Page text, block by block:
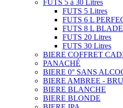
FUTS 5 à 30 Litres
FUTS 5 Litres
FUTS 6 L
FUTS 8 L BLADE
FUTS 20 Litres
FUTS 30 Litres
BIERE COFFRET
PANACHÉ
BIERE 0° SANS
BIERE AMBREE -
BIERE BLANCHE
BIERE BLONDE